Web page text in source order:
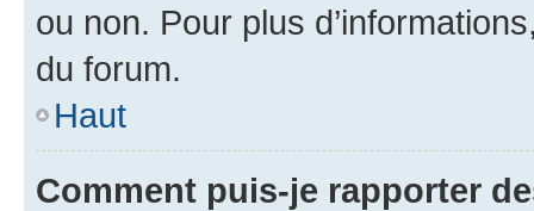
ou non. Pour plus
du forum.
Haut
Comment puis-je rapporter